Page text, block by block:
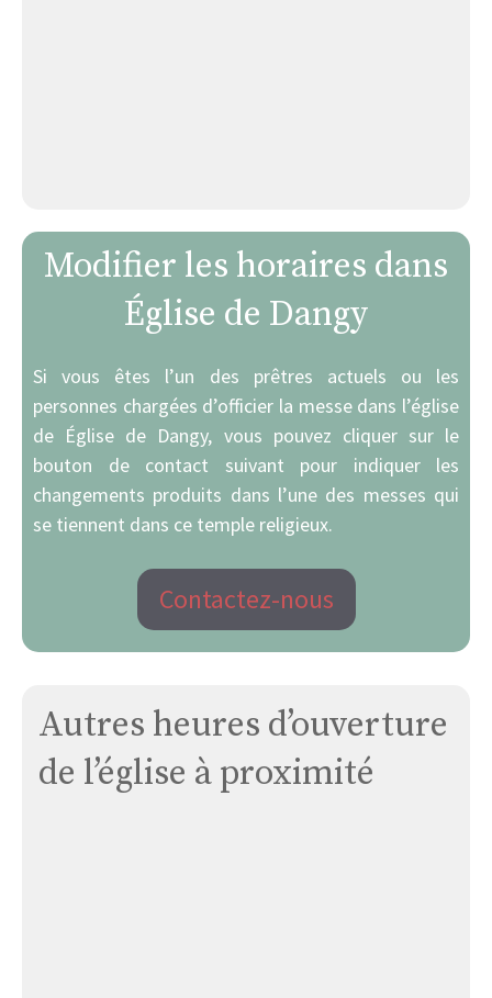
Modifier les horaires dans
Église de Dangy
Si vous êtes l’un des prêtres actuels ou les
personnes chargées d’officier la messe dans l’église
de Église de Dangy, vous pouvez cliquer sur le
bouton de contact suivant pour indiquer les
changements produits dans l’une des messes qui
se tiennent dans ce temple religieux.
Contactez-nous
Autres heures d’ouverture
de l’église à proximité